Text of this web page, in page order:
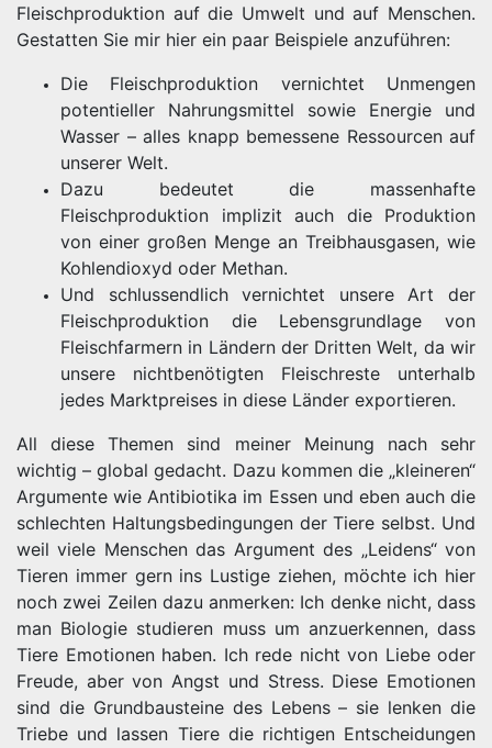
Fleischproduktion auf die Umwelt und auf Menschen.
Gestatten Sie mir hier ein paar Beispiele anzuführen:
Die Fleischproduktion vernichtet Unmengen
potentieller Nahrungsmittel sowie Energie und
Wasser – alles knapp bemessene Ressourcen auf
unserer Welt.
Dazu bedeutet die massenhafte
Fleischproduktion implizit auch die Produktion
von einer großen Menge an Treibhausgasen, wie
Kohlendioxyd oder Methan.
Und schlussendlich vernichtet unsere Art der
Fleischproduktion die Lebensgrundlage von
Fleischfarmern in Ländern der Dritten Welt, da wir
unsere nichtbenötigten Fleischreste unterhalb
jedes Marktpreises in diese Länder exportieren.
All diese Themen sind meiner Meinung nach sehr
wichtig – global gedacht. Dazu kommen die „kleineren“
Argumente wie Antibiotika im Essen und eben auch die
schlechten Haltungsbedingungen der Tiere selbst. Und
weil viele Menschen das Argument des „Leidens“ von
Tieren immer gern ins Lustige ziehen, möchte ich hier
noch zwei Zeilen dazu anmerken: Ich denke nicht, dass
man Biologie studieren muss um anzuerkennen, dass
Tiere Emotionen haben. Ich rede nicht von Liebe oder
Freude, aber von Angst und Stress. Diese Emotionen
sind die Grundbausteine des Lebens – sie lenken die
Triebe und lassen Tiere die richtigen Entscheidungen